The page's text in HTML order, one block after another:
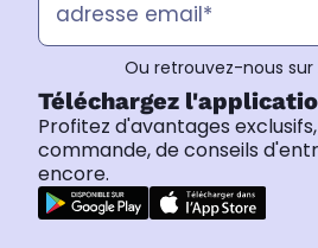
Ou retrouvez-nous sur
Téléchargez
Profitez d'avantages
commande, de conseils
encore.